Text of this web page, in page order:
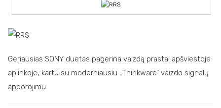
Geriausias SONY duetas pagerina vaizdą prastai apšviestoje
aplinkoje, kartu su moderniausiu „Thinkware” vaizdo signalų
apdorojimu.